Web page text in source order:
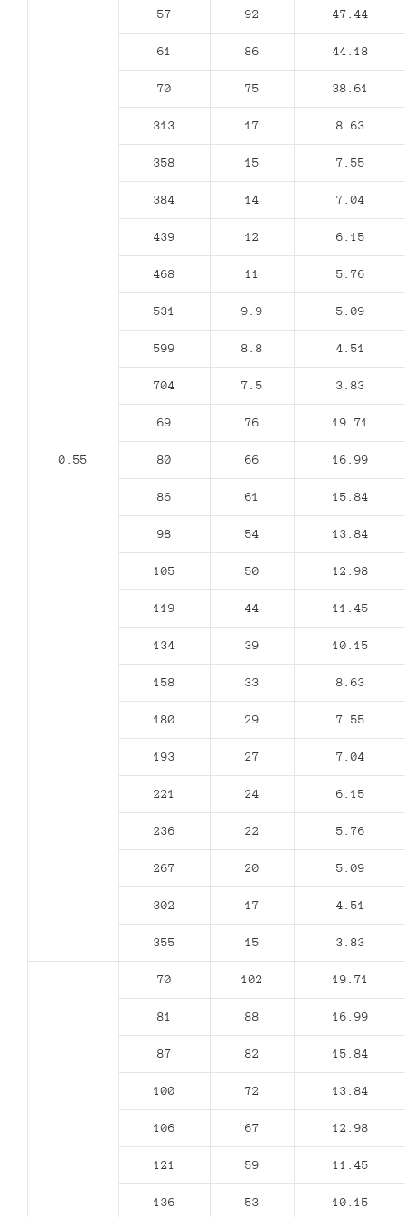
0.55
57 92 47.44
61 86 44.18
70 75 38.61
313 17 8.63
358 15 7.55
384 14 7.04
439 12 6.15
468 11 5.76
531 9.9 5.09
599 8.8 4.51
704 7.5 3.83
69 76 19.71
80 66 16.99
86 61 15.84
98 54 13.84
105 50 12.98
119 44 11.45
134 39 10.15
158 33 8.63
180 29 7.55
193 27 7.04
221 24 6.15
236 22 5.76
267 20 5.09
302 17 4.51
355 15 3.83
70 102 19.71
81 88 16.99
87 82 15.84
100 72 13.84
106 67 12.98
121 59 11.45
136 53 10.15